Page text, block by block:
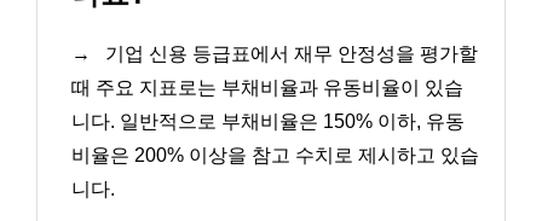
→
기업 신용 등급표에서 재무 안정성을 평가할
때 주요 지표로는 부채비율과 유동비율이 있습
니다. 일반적으로 부채비율은 150% 이하, 유동
비율은 200% 이상을 참고 수치로 제시하고 있습
니다.